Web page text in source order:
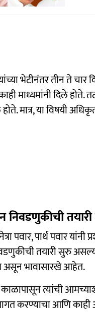
भेटीनंतर तीन ते चार
माध्यमांनी दिले होते.
मात्र, या विषयी
निवडणुकीची
पवार, पार्थ पवार
तयारी सुरु
असून भावासारखे आहेत.
काळापासून त्यांची
करण्याचा आणि